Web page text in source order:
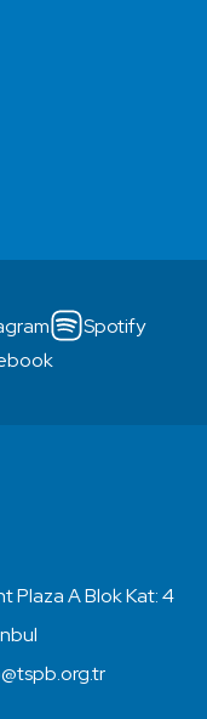
Spotify
Plaza A Blok Kat: 4